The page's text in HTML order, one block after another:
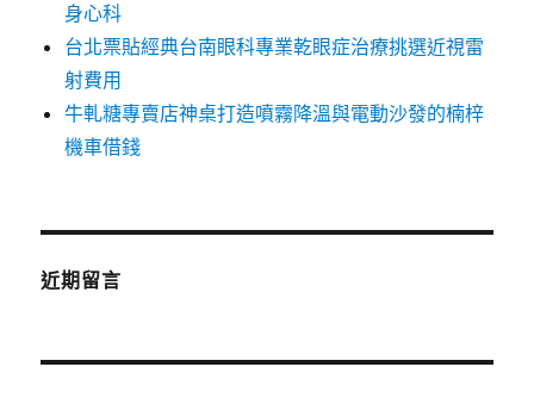
身心科
台北票貼經典台南眼科專業乾眼症治療挑選近視雷
射費用
牛軋糖專賣店神桌打造噴霧降溫與電動沙發的楠梓
機車借錢
近期留言